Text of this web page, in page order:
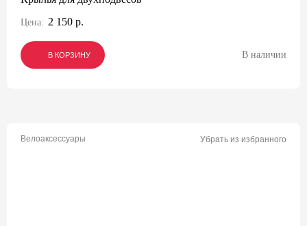
Цена: 2 150 р.
В КОРЗИНУ
В КОРЗИНУ
В КОРЗИНУ В наличии
Велоаксессуары Убрать из избранного